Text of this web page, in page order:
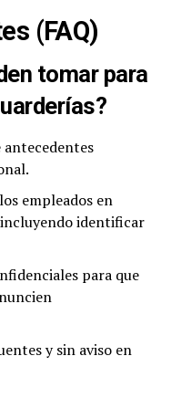
(FAQ)
tomar para
empleados en
identificar
para que
y sin aviso en